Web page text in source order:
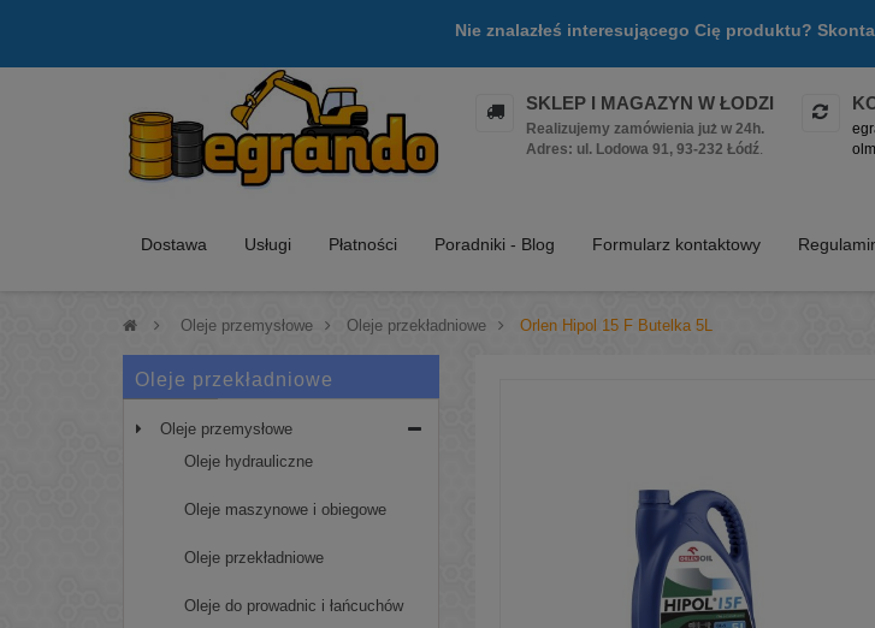
Nie znalazłeś interesującego Cię produktu?
SKLEP I MAGAZYN W ŁODZI
Realizujemy zamówienia już w 24h.
Adres: ul. Lodowa 91, 93-232 Łódź.
Dostawa Usługi Płatności Poradniki - Blog Formularz kontaktowy
> Oleje przemysłowe > Oleje przekładniowe > Orlen Hipol 15 F Butelka 5L
Oleje przekładniowe
Oleje przemysłowe
Oleje hydrauliczne
Oleje maszynowe i obiegowe
Oleje przekładniowe
Oleje do prowadnic i łańcuchów